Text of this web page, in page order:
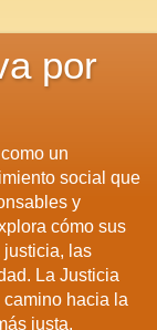
por
un
social que
y
cómo sus
justicia, las
La Justicia
hacia la
justa.